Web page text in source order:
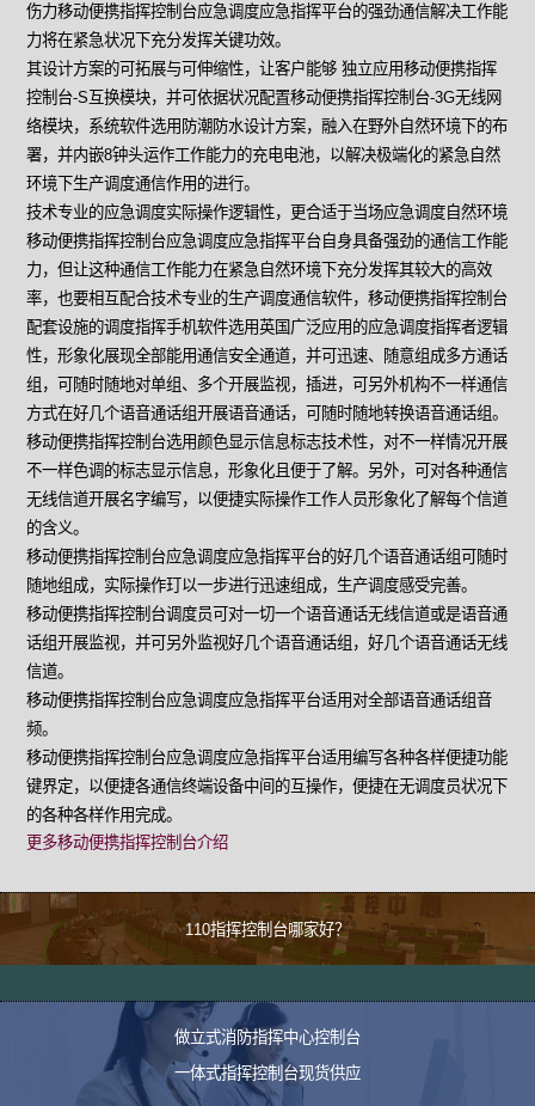
伤力移动便携指挥控制台应急调度应急指挥平台的强劲通信解决工作能
力将在紧急状况下充分发挥关键功效。
其设计方案的可拓展与可伸缩性，让客户能够 独立应用移动便携指挥
控制台-S互换模块，并可依据状况配置移动便携指挥控制台-3G无线网
络模块，系统软件选用防潮防水设计方案，融入在野外自然环境下的布
署，并内嵌8钟头运作工作能力的充电电池，以解决极端化的紧急自然
环境下生产调度通信作用的进行。
技术专业的应急调度实际操作逻辑性，更合适于当场应急调度自然环境
移动便携指挥控制台应急调度应急指挥平台自身具备强劲的通信工作能
力，但让这种通信工作能力在紧急自然环境下充分发挥其较大的高效
率，也要相互配合技术专业的生产调度通信软件，移动便携指挥控制台
配套设施的调度指挥手机软件选用英国广泛应用的应急调度指挥者逻辑
性，形象化展现全部能用通信安全通道，并可迅速、随意组成多方通话
组，可随时随地对单组、多个开展监视，插进，可另外机构不一样通信
方式在好几个语音通话组开展语音通话，可随时随地转换语音通话组。
移动便携指挥控制台选用颜色显示信息标志技术性，对不一样情况开展
不一样色调的标志显示信息，形象化且便于了解。另外，可对各种通信
无线信道开展名字编写，以便捷实际操作工作人员形象化了解每个信道
的含义。
移动便携指挥控制台应急调度应急指挥平台的好几个语音通话组可随时
随地组成，实际操作玎以一步进行迅速组成，生产调度感受完善。
移动便携指挥控制台调度员可对一切一个语音通话无线信道或是语音通
话组开展监视，并可另外监视好几个语音通话组，好几个语音通话无线
信道。
移动便携指挥控制台应急调度应急指挥平台适用对全部语音通话组音
频。
移动便携指挥控制台应急调度应急指挥平台适用编写各种各样便捷功能
键界定，以便捷各通信终端设备中间的互操作，便捷在无调度员状况下
的各种各样作用完成。
更多移动便携指挥控制台介绍
110指挥控制台哪家好？
做立式消防指挥中心控制台
一体式指挥控制台现货供应